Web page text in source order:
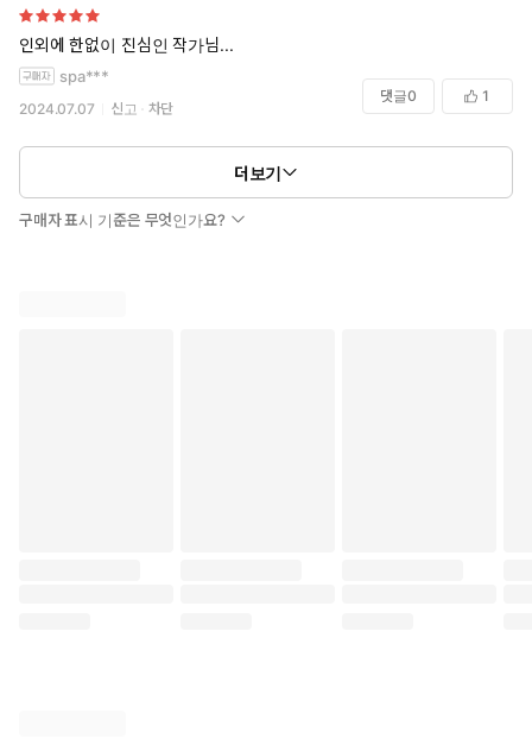
인외에 한없이 진심인 작가님...
spa***
2024.07.07 신고 차단
댓글0 1
더보기
구매자 표시 기준은 무엇인가요?